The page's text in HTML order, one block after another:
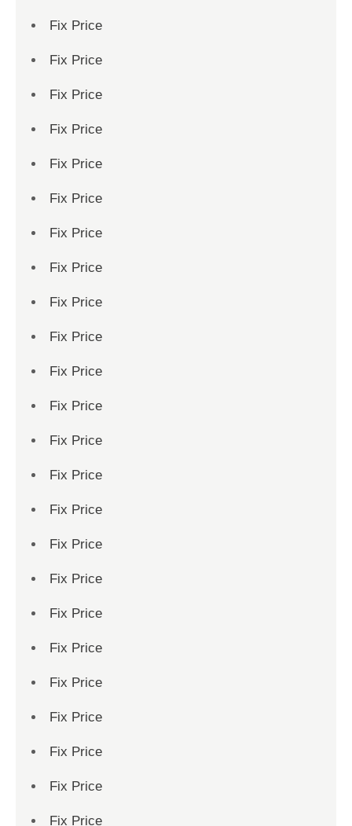
Fix Price
Fix Price
Fix Price
Fix Price
Fix Price
Fix Price
Fix Price
Fix Price
Fix Price
Fix Price
Fix Price
Fix Price
Fix Price
Fix Price
Fix Price
Fix Price
Fix Price
Fix Price
Fix Price
Fix Price
Fix Price
Fix Price
Fix Price
Fix Price